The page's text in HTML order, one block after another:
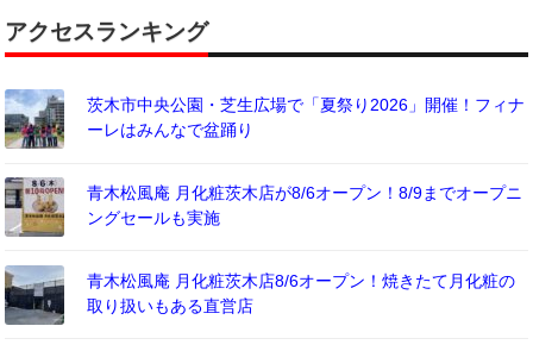
アクセスランキング
茨木市中央公園・芝生広場で「夏祭り2026」開催！フィナ
ーレはみんなで盆踊り
青木松風庵 月化粧茨木店が8/6オープン！8/9までオープニ
ングセールも実施
青木松風庵 月化粧茨木店8/6オープン！焼きたて月化粧の
取り扱いもある直営店